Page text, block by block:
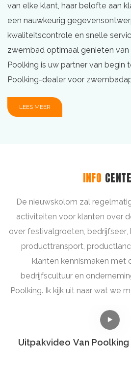
van elke klant, haar belofte aan
een nauwkeurig
kwaliteitscontrole en snelle
zwembad optimaal genieten van
Poolking is uw partner van begin
Poolking-dealer voor
LEES MEER
INFO
De nieuwskolom zal
activiteiten voor klanten over
over festivalgroeten, bedrijfseer,
producttransport,
klanten kennismaken met
bedrijfscultuur en
Poolking. Ik kijk uit naar wat we
Uitpakvideo Van